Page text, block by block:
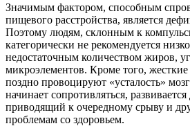
Значимым фактором, способным
пищевого расстройства, является
Поэтому людям, склонным к
категорически не рекомендуется
недостаточным количеством жиров,
микроэлементов. Кроме того,
поздно провоцируют «усталость»
начинает сопротивляться,
приводящий к очередному срыву и
проблемам со здоровьем.